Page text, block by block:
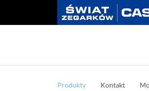
Produkty Kontakt